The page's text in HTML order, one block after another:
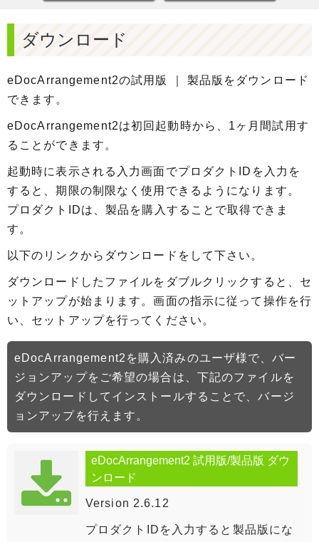
ダウンロード
eDocArrangement2の試用版 ｜ 製品版をダウンロード
できます。
eDocArrangement2は初回起動時から、1ヶ月間試用す
ることができます。
起動時に表示される入力画面でプロダクトIDを入力を
すると、期限の制限なく使用できるようになります。
プロダクトIDは、製品を購入することで取得できま
す。
以下のリンクからダウンロードをして下さい。
ダウンロードしたファイルをダブルクリックすると、セ
ットアップが始まります。画面の指示に従って操作を行
い、セットアップを行ってください。
eDocArrangement2を購入済みのユーザ様で、バー
ジョンアップをご希望の場合は、下記のファイルを
ダウンロードしてインストールすることで、バージ
ョンアップを行えます。
eDocArrangement2 試用版/製品版 ダウ
ンロード
Version 2.6.12
プロダクトIDを入力すると製品版にな